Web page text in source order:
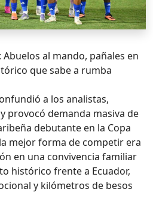
Abuelos al mando, pañales en
que sabe a rumba
a los analistas,
provocó demanda masiva de
debutante en la Copa
mejor forma de competir era
en una convivencia familiar
histórico frente a Ecuador,
y kilómetros de besos